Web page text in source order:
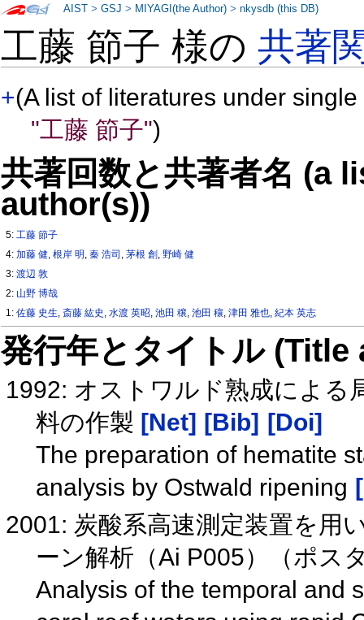
工藤 節子 様の共著
+(A list of literatures under
"工藤 節子")
共著回数と共著者名 (a
author(s))
5:工藤 節子
4:加藤 健,根岸 明 ,秦 浩司 ,茅根 創 ,野崎 健
3:渡辺 敦
2: 山野 博哉
1:佐藤 史生,斎藤 紘史 ,水渡 英昭,池田 穣,池田 穰,津田 雅也,紀本 英志
発行年とタイトル
1992: オストワルド熟成による
料の作製 [Net] [Bib]
[Doi]
The preparation of hematite
analysis by Ostwald ripening
2001: 炭酸系高速測定装置を用
ーン解析（Ai P005）（ポス
Analysis of the temporal and
AIST >GSJ > MIYAGI(the Author) >nkysdb (this DB)